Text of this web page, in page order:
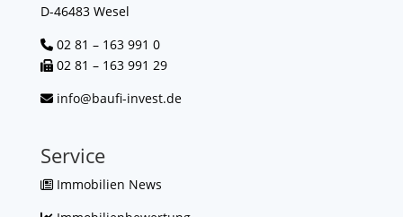
D-46483 Wesel
02 81 – 163 991 0
02 81 – 163 991 29
info@baufi-invest.de
Service
Immobilien News